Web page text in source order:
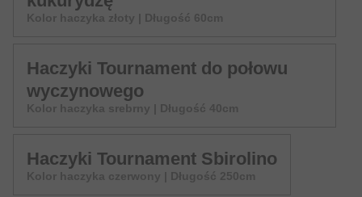
Kolor haczyka złoty | Długość 60cm
Haczyki Tournament do połowu
wyczynowego
Kolor haczyka srebrny | Długość 40cm
Haczyki Tournament Sbirolino
Kolor haczyka czerwony | Długość 250cm